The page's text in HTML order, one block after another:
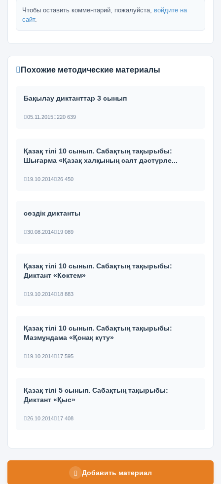
Чтобы оставить комментарий, пожалуйста, войдите на
сайт.
Похожие методические материалы
Бақылау диктанттар 3 сынып
05.11.2015 220 639
Қазақ тілі 10 сынып. Сабақтың тақырыбы:
Шығарма «Қазақ халқының салт дәстүрле...
19.10.2014 26 450
сөздік диктанты
30.08.2014 19 089
Қазақ тілі 10 сынып. Сабақтың тақырыбы:
Диктант «Көктем»
19.10.2014 18 883
Қазақ тілі 10 сынып. Сабақтың тақырыбы:
Мазмұндама «Қонақ күту»
19.10.2014 17 595
Қазақ тілі 5 сынып. Сабақтың тақырыбы:
Диктант «Қыс»
26.10.2014 17 408
Добавить материал